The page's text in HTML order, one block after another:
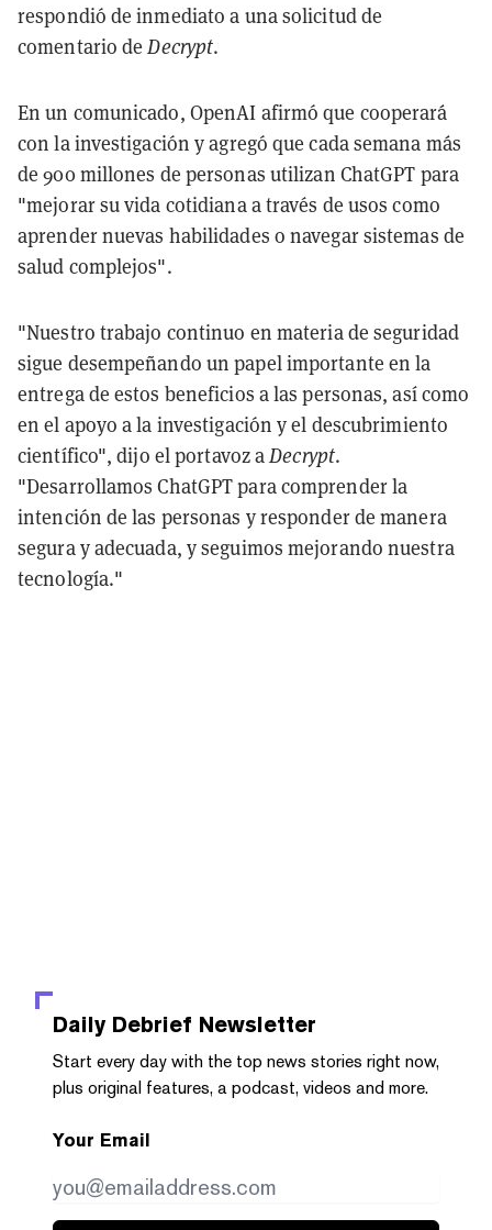
respondió de inmediato a una solicitud de
comentario deDecrypt.
En un comunicado, OpenAI afirmó que cooperará
con la investigación y agregó que cada semana más
de 900 millones de personas utilizan ChatGPT para
"mejorar su vida cotidiana a través de usos como
aprender nuevas habilidades o navegar sistemas de
salud complejos".
"Nuestro trabajo continuo en materia de seguridad
sigue desempeñando un papel importante en la
entrega de estos beneficios a las personas, así como
en el apoyo a la investigación y el descubrimiento
científico", dijo el portavoz aDecrypt.
"Desarrollamos ChatGPT para comprender la
intención de las personas y responder de manera
segura y adecuada, y seguimos mejorando nuestra
tecnología."
Daily Debrief Newsletter
Start every day with the top news stories right now,
plus original features, a podcast, videos and more.
Your Email